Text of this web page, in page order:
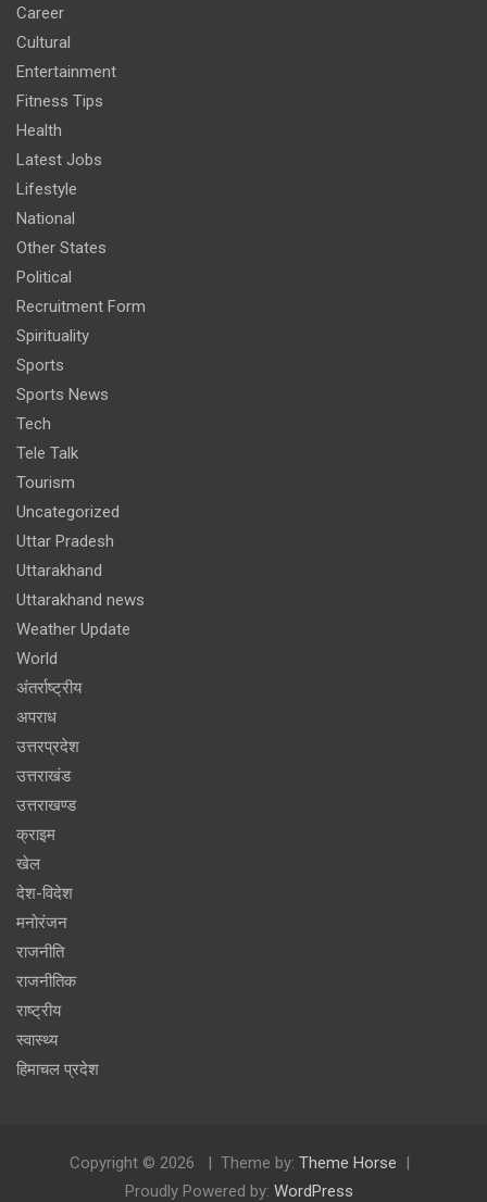
Career
Cultural
Entertainment
Fitness Tips
Health
Latest Jobs
Lifestyle
National
Other States
Political
Recruitment Form
Spirituality
Sports
Sports News
Tech
Tele Talk
Tourism
Uncategorized
Uttar Pradesh
Uttarakhand
Uttarakhand news
Weather Update
World
अंतर्राष्ट्रीय
अपराध
उत्तरप्रदेश
उत्तराखंड
उत्तराखण्ड
क्राइम
खेल
देश-विदेश
मनोरंजन
राजनीति
राजनीतिक
राष्ट्रीय
स्वास्थ्य
हिमाचल प्रदेश
Copyright © 2026 Theme by: Theme Horse
Proudly Powered by: WordPress